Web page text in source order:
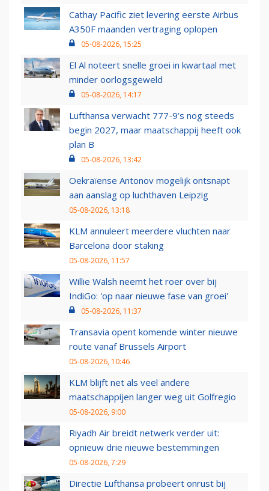
Cathay Pacific ziet levering eerste Airbus
A350F maanden vertraging oplopen
05-08-2026, 15:25
El Al noteert snelle groei in kwartaal met
minder oorlogsgeweld
05-08-2026, 14:17
Lufthansa verwacht 777-9’s nog steeds
begin 2027, maar maatschappij heeft ook
plan B
05-08-2026, 13:42
Oekraïense Antonov mogelijk ontsnapt
aan aanslag op luchthaven Leipzig
05-08-2026, 13:18
KLM annuleert meerdere vluchten naar
Barcelona door staking
05-08-2026, 11:57
Willie Walsh neemt het roer over bij
IndiGo: 'op naar nieuwe fase van groei'
05-08-2026, 11:37
Transavia opent komende winter nieuwe
route vanaf Brussels Airport
05-08-2026, 10:46
KLM blijft net als veel andere
maatschappijen langer weg uit Golfregio
05-08-2026, 9:00
Riyadh Air breidt netwerk verder uit:
opnieuw drie nieuwe bestemmingen
05-08-2026, 7:29
Directie Lufthansa probeert onrust bij